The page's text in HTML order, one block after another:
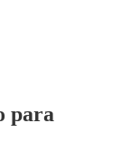
para